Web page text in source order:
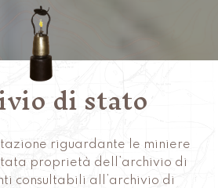
di stato
riguardante le miniere
proprietà dell’archivio di
consultabili all’archivio di